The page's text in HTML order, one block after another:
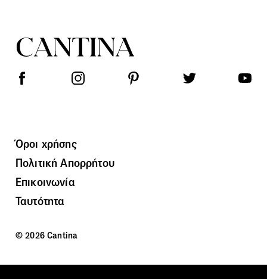
Όροι χρήσης
Πολιτική Απορρήτου
Επικοινωνία
Ταυτότητα
© 2026 Cantina